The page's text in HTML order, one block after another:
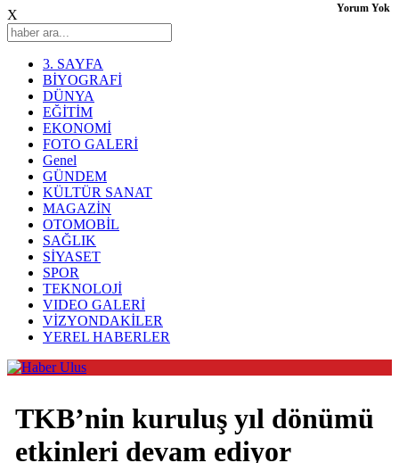
X
3. SAYFA
BİYOGRAFİ
DÜNYA
EĞİTİM
EKONOMİ
FOTO GALERİ
Genel
GÜNDEM
KÜLTÜR SANAT
MAGAZİN
OTOMOBİL
SAĞLIK
SİYASET
SPOR
TEKNOLOJİ
VIDEO GALERİ
VİZYONDAKİLER
YEREL HABERLER
TKB’nin kuruluş yıl dönümü
etkinleri devam ediyor
Yorum Yok